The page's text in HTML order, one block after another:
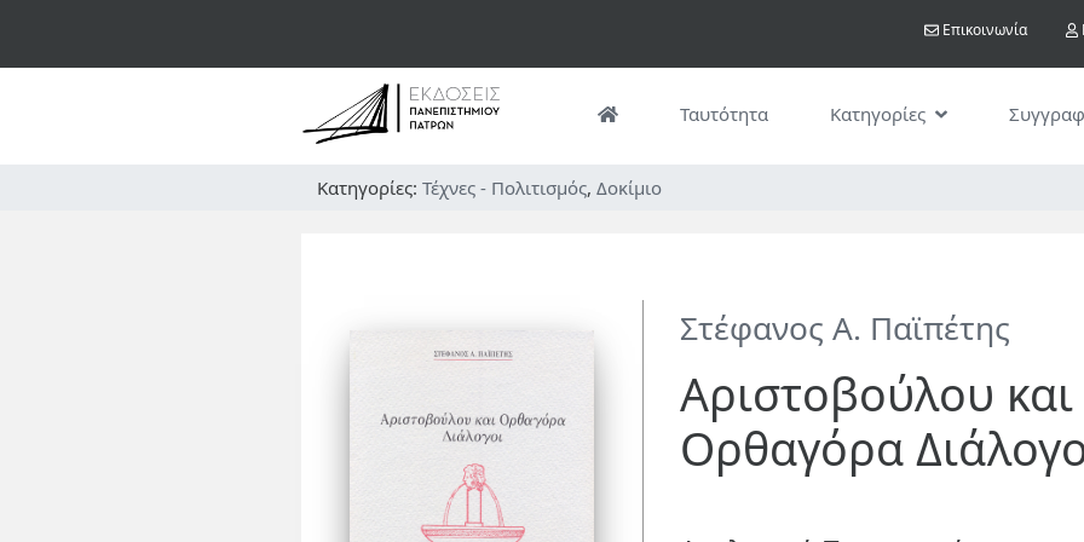
το
περιεχόμενο
User
Επικοινωνία
Ταυτότητα Κατηγορίες
Κατηγορίες: Τέχνες - Πολιτισμός, Δοκίμιο
Στέφανος Α. Παϊπέτης
Αριστοβούλου και
Ορθαγόρα